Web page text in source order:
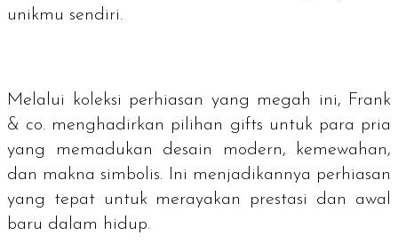
unikmu sendiri.
Melalui koleksi perhiasan yang megah ini, Frank
& co. menghadirkan pilihan gifts untuk para pria
yang memadukan desain modern, kemewahan,
dan makna simbolis. Ini menjadikannya perhiasan
yang tepat untuk merayakan prestasi dan awal
baru dalam hidup.